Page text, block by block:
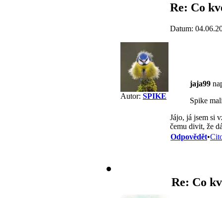
Autor: SPIKE
Re: Co
Datum:
jaja99
Spike
Jájo, já jsem si
čemu divit, že
Odpovědět•
Re: Co